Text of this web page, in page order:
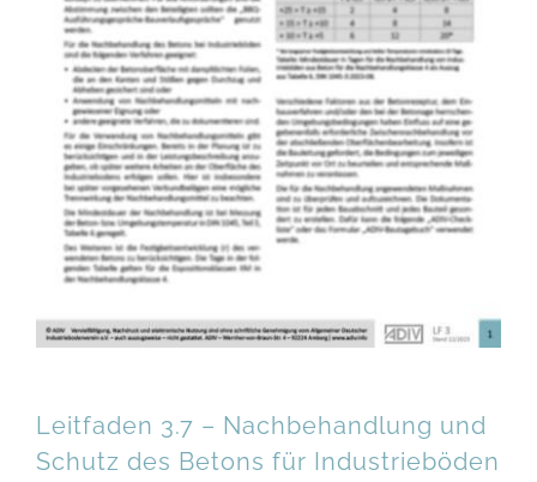
Leitfaden 3.7 – Nachbehandlung und
Schutz des Betons für Industrieböden